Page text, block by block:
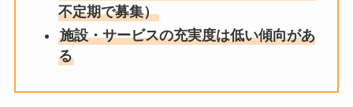
不定期で募集）
施設・サービスの充実度は低い傾向があ
る